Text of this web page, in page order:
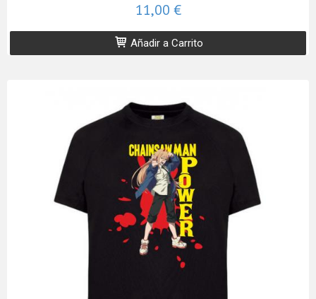
11,00 €
Añadir a Carrito